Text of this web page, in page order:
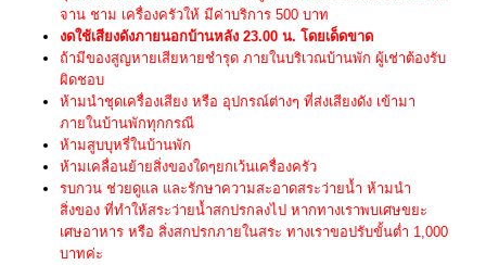
จาน ชาม เครื่องครัวให้ มีค่าบริการ 500 บาท
งดใช้เสียงดังภายนอกบ้านหลัง 23.00 น. โดยเด็ดขาด
ถ้ามีของสูญหายเสียหายชำรุด ภายในบริเวณบ้านพัก ผู้เช่าต้องรับ
ผิดชอบ
ห้ามนำชุดเครื่องเสียง หรือ อุปกรณ์ต่างๆ ที่ส่งเสียงดัง เข้ามา
ภายในบ้านพักทุกกรณี
ห้ามสูบบุหรี่ในบ้านพัก
ห้ามเคลื่อนย้ายสิ่งของใดๆยกเว้นเครื่องครัว
รบกวน ช่วยดูแล และรักษาความสะอาดสระว่ายน้ำ ห้ามนำ
สิ่งของ ที่ทำให้สระว่ายน้ำสกปรกลงไป หากทางเราพบเศษขยะ
เศษอาหาร หรือ สิ่งสกปรกภายในสระ ทางเราขอปรับขั้นต่ำ 1,000
บาทค่ะ